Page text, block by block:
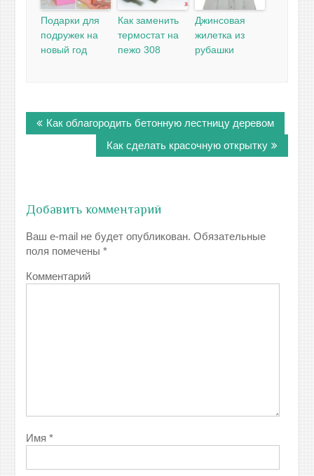
Подарки для
подружек на
новый год
Как заменить
термостат на
пежо 308
Джинсовая
жилетка из
рубашки
по Как облагородить бетонную лестницу деревом
Как сделать красочную открытку
Добавить комментарий
Ваш e-mail не будет опубликован. Обязательные
поля помечены*
Комментарий
Имя*